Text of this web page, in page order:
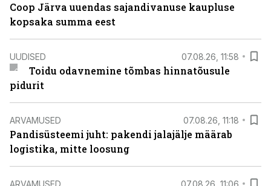
Coop Järva uuendas sajandivanuse kaupluse
kopsaka summa eest
UUDISED 07.08.26, 11:58
Toidu odavnemine tõmbas hinnatõusule
pidurit
ARVAMUSED 07.08.26, 11:18
Pandisüsteemi juht: pakendi jalajälje määrab
logistika, mitte loosung
ARVAMUSED 07.08.26, 11:06